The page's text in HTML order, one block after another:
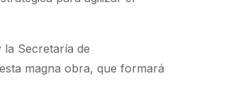
la Secretaría de
magna obra, que formará